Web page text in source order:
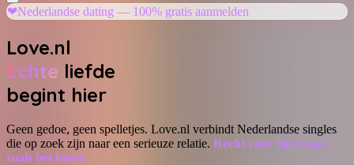
❤Nederlandse dating — 100% gratis aanmelden
Love.nl
Echte liefde
begint hier
Geen gedoe, geen spelletjes. Love.nl verbindt Nederlandse singles
die op zoek zijn naar een serieuze relatie. Recht voor zijn raap,
zoals het hoort.